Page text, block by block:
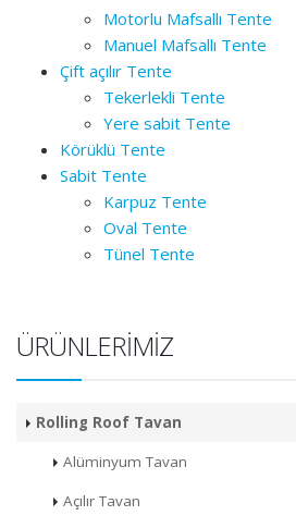
Motorlu Mafsallı Tente
Manuel Mafsallı Tente
Çift açılır Tente
Tekerlekli Tente
Yere sabit Tente
Körüklü Tente
Sabit Tente
Karpuz Tente
Oval Tente
Tünel Tente
ÜRÜNLERIMIZ
Rolling Roof Tavan
Alüminyum Tavan
Açılır Tavan